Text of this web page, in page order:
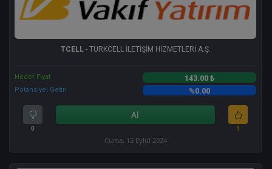
TCELL- TURKCELL İLETİŞİM HİZMETLERİ A.Ş.
Hedef Fiyat 143.00 ₺
Potansiyel Getiri %0.00
0
Al
1
Cuma, 13 Eylül 2024